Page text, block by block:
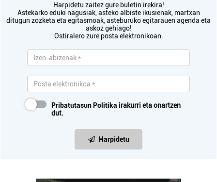
Harpidetu zaitez gure buletin irekira!
Astekarko eduki nagusiak, asteko albiste ikusienak, martxan
ditugun zozketa eta egitasmoak, asteburuko egitarauen agenda eta
askoz gehiago!
Ostiralero zure posta elektronikoan.
Pribatutasun Politika irakurri eta onartzen
dut.
Harpidetu